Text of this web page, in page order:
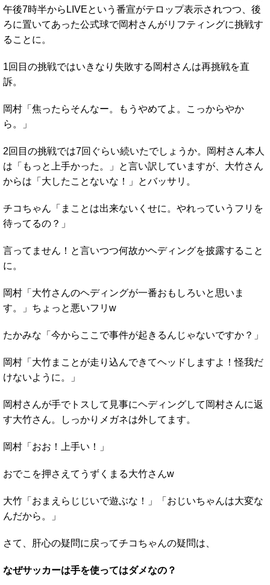
午後7時半からLIVEという番宣がテロップ表示されつつ、後
ろに置いてあった公式球で岡村さんがリフティングに挑戦す
ることに。
1回目の挑戦ではいきなり失敗する岡村さんは再挑戦を直
訴。
岡村「焦ったらそんなー。もうやめてよ。こっからやか
ら。」
2回目の挑戦では7回ぐらい続いたでしょうか。岡村さん本人
は「もっと上手かった。」と言い訳していますが、大竹さん
からは「大したことないな！」とバッサリ。
チコちゃん「まことは出来ないくせに。やれっていうフリを
待ってるの？」
言ってません！と言いつつ何故かヘディングを披露すること
に。
岡村「大竹さんのヘディングが一番おもしろいと思いま
す。」ちょっと悪いフリw
たかみな「今からここで事件が起きるんじゃないですか？」
岡村「大竹まことが走り込んできてヘッドしますよ！怪我だ
けないように。」
岡村さんが手でトスして見事にヘディングして岡村さんに返
す大竹さん。しっかりメガネは外してます。
岡村「おお！上手い！」
おでこを押さえてうずくまる大竹さんw
大竹「おまえらじじいで遊ぶな！」「おじいちゃんは大変な
んだから。」
さて、肝心の疑問に戻ってチコちゃんの疑問は、
なぜサッカーは手を使ってはダメなの？